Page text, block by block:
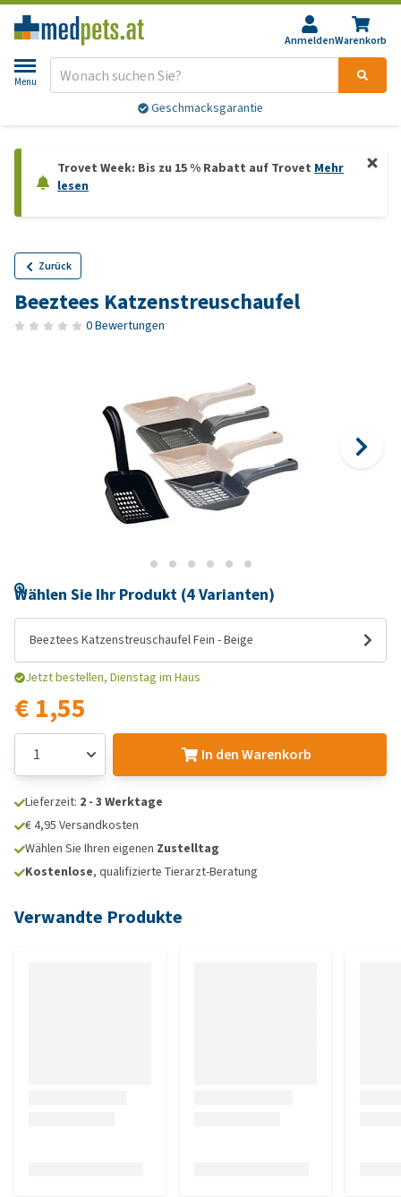
AnmeldenWarenkorb
Menu
Geschmacksgarantie
Trovet Week: Bis zu 15 % Rabatt auf Trovet Mehr
lesen
Zurück
Beeztees Katzenstreuschaufel
0 Bewertungen
Wählen Sie Ihr Produkt (4 Varianten)
Beeztees Katzenstreuschaufel Fein - Beige
Jetzt bestellen, Dienstag im Haus
€ 1,55
In den Warenkorb
Lieferzeit: 2 - 3 Werktage
€ 4,95 Versandkosten
Wählen Sie Ihren eigenen Zustelltag
Kostenlose, qualifizierte Tierarzt-Beratung
Verwandte Produkte